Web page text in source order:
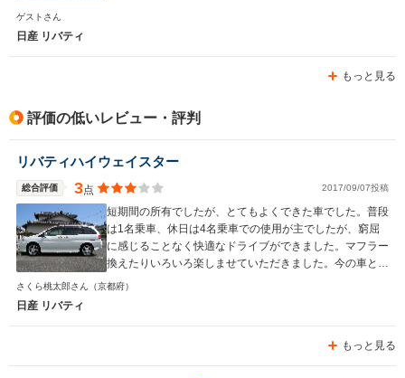
ゲストさん
日産 リバティ
もっと見る
評価の低いレビュー・評判
リバティハイウェイスター
総合評価 3点 2017/09/07投稿
短期間の所有でしたが、とてもよくできた車でした。普段
は1名乗車、休日は4名乗車での使用が主でしたが、窮屈
に感じることなく快適なドライブができました。マフラー
換えたりいろいろ楽しませていただきました。今の車と比
較はできませんが、室内装備も充実しており、動力性能も
さくら桃太郎さん （京都府）
日産 リバティ
もっと見る